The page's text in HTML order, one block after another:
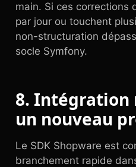
main. Si ces corrections
par jour ou touchent
non-structuration
socle Symfony.
8. Intégration
un nouveau
Le SDK Shopware est
branchement rapide